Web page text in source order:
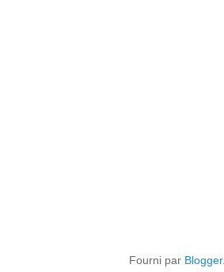
Fourni par Blogger.